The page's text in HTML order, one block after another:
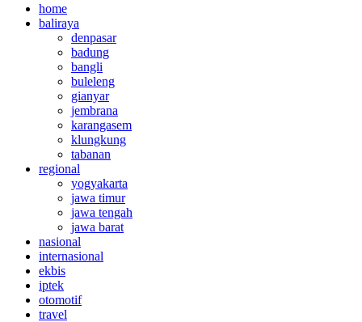
home
baliraya
denpasar
badung
bangli
buleleng
gianyar
jembrana
karangasem
klungkung
tabanan
regional
yogyakarta
jawa timur
jawa tengah
jawa barat
nasional
internasional
ekbis
iptek
otomotif
travel